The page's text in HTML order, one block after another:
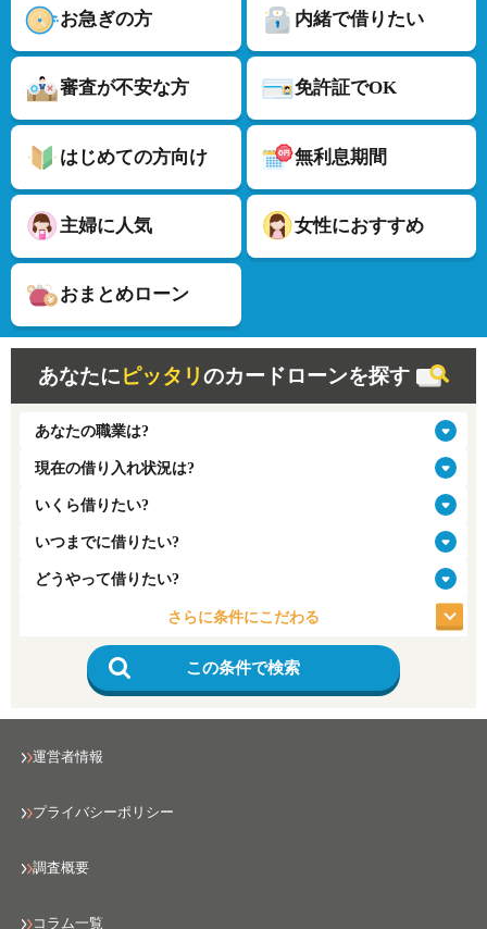
お急ぎの方 内緒で借りたい
審査が不安な方 免許証でOK
はじめての方向け 無利息期間
主婦に人気 女性におすすめ
おまとめローン
あなたに ピッタリのカードローンを探す
さらに条件にこだわる
この条件で検索
運営者情報
プライバシーポリシー
調査概要
コラム一覧